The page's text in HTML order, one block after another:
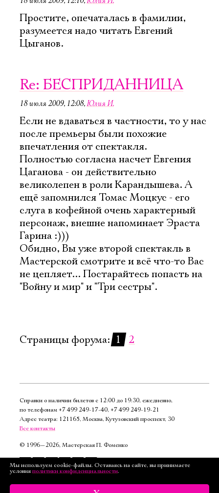
Простите, опечаталась в фамилии,
разумеется надо читать Евгений
Цыганов.
Re: БЕСПРИДАННИЦА
18 июля 2009, 12:08,Юлия И.
Если не вдаваться в частности, то у нас
после премьеры были похожие
впечатления от спектакля.
Полностью согласна насчет Евгения
Цаганова - он действительно
великолепен в роли Карандышева. А
ещё запомнился Томас Моцкус - его
слуга в кофейной очень характерный
персонаж, внешне напоминает Эраста
Гарина :)))
Обидно, Вы уже второй спектакль в
Мастерской смотрите и всё что-то Вас
не цепляет... Постарайтесь попасть на
"Войну и мир" и "Три сестры".
Страницы форума: 1 2
Справки о наличии билетов с 12:00 до 19:30, ежедневно,
по телефонам +7 499 249‑17‑40, +7 499 249‑19‑21
Адрес театра: 121165, Москва, Кутузовский проспект, 30
Все контакты
© 1996—2026, Мастерская П. Фоменко
Подписаться
Мы используем cookie-файлы. Оставаясь на сайте, вы принимаете
условия политики конфиденциальности.